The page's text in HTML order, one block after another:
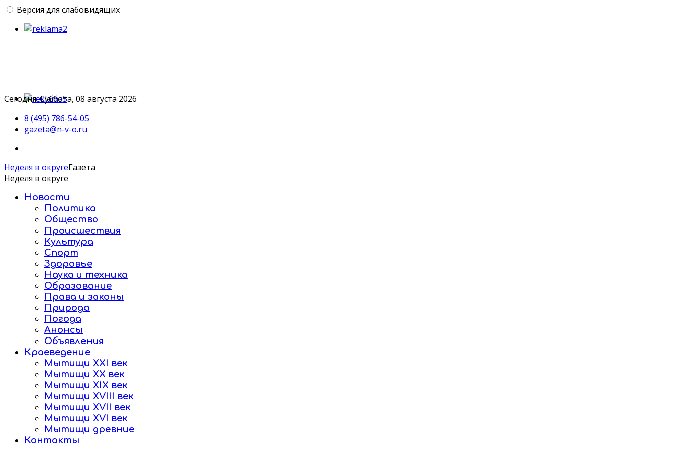
Версия для слабовидящих
Сегодня: Суббота, 08 августа 2026
8 (495) 786-54-05
gazeta@n-v-o.ru
Неделя в округеГазета
Неделя в округе
Новости
Политика
Общество
Происшествия
Культура
Спорт
Здоровье
Наука и техника
Образование
Права и законы
Природа
Погода
Анонсы
Объявления
Краеведение
Мытищи XXI век
Мытищи XX век
Мытищи XIX век
Мытищи XVIII век
Мытищи XVII век
Мытищи XVI век
Мытищи древние
Контакты